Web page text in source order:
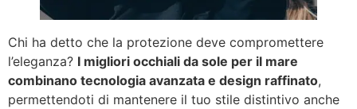
Chi ha detto che la protezione deve compromettere
l’eleganza? I migliori occhiali da sole per il mare
combinano tecnologia avanzata e design raffinato,
permettendoti di mantenere il tuo stile distintivo anche